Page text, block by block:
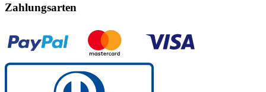
Zahlungsarten